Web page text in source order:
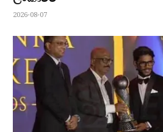
2026-08-07